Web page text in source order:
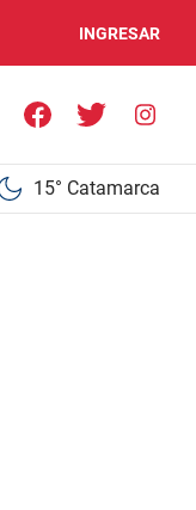
INGRESAR
15° Catamarca